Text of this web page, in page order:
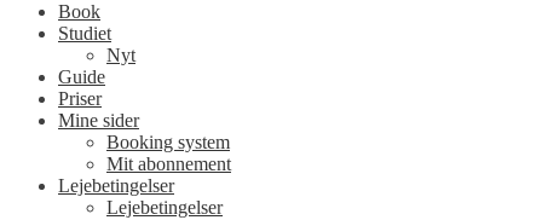
Book
Studiet
Nyt
Guide
Priser
Mine sider
Booking system
Mit abonnement
Lejebetingelser
Lejebetingelser